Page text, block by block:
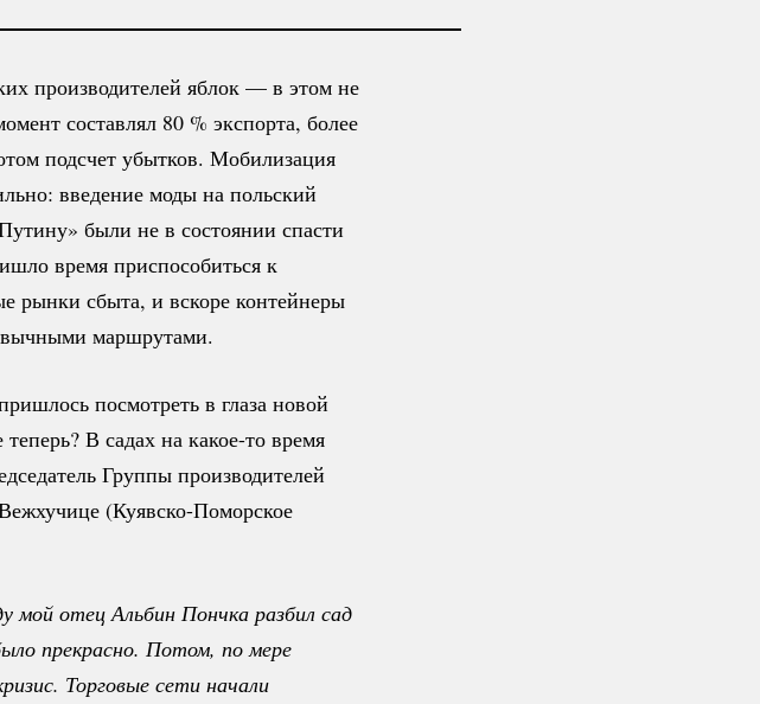
производителей яблок — в этом не
составлял 80 % экспорта, более
подсчет убытков. Мобилизация
введение моды на польский
были не в состоянии спасти
время приспособиться к
рынки сбыта, и вскоре контейнеры
маршрутами.
посмотреть в глаза новой
В садах на какое-то время
Группы производителей
(Куявско-Поморское
мой отец Альбин Пончка разбил сад
прекрасно. Потом, по мере
Торговые сети начали